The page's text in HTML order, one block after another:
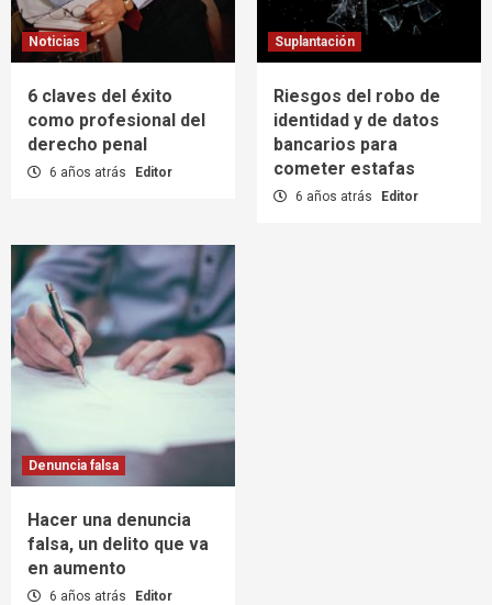
Noticias
6 claves del éxito
como profesional del
derecho penal
6 años atrás Editor
Suplantación
Riesgos del robo de
identidad y de datos
bancarios para
cometer estafas
6 años atrás Editor
Denuncia falsa
Hacer una denuncia
falsa, un delito que va
en aumento
6 años atrás Editor